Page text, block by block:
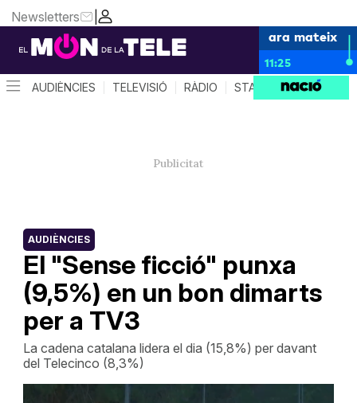
|
Newsletters
ara mateix
11:25
AUDIÈNCIES TELEVISIÓ RÀDIO STAR SYSTEM
El "Sense ficció" punxa
(9,5%) en un bon dimarts
per a TV3
AUDIÈNCIES
La cadena catalana lidera el dia (15,8%) per davant
del Telecinco (8,3%)